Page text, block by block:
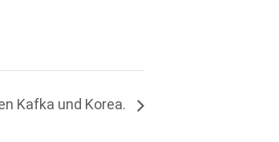
Kafka und Korea.